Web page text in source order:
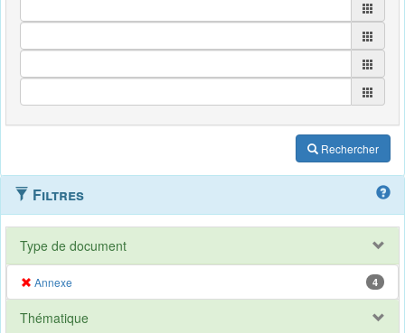
Rechercher
Filtres
Type de document
Annexe 4
Thématique